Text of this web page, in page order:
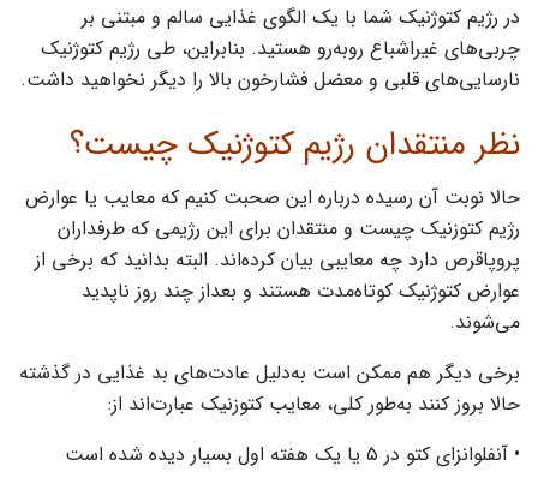
در رژیم کتوژنیک شما با یک الگوی غذایی سالم و مبتنی بر
چربی‌های غیراشباع روبه‌رو هستید. بنابراین، طی رژیم کتوژنیک
نارسایی‌های قلبی و معضل فشارخون بالا را دیگر نخواهید داشت.
نظر منتقدان رژیم کتوژنیک‌ چیست؟
حالا نوبت آن رسیده درباره این صحبت کنیم که معایب یا عوارض
رژیم کتوزنیک چیست و منتقدان برای این رژیمی که طرفداران
پروپاقرص دارد چه معایبی بيان کرده‌اند. البته بدانید که برخی از
عوارض کتوژنیک کوتاه‌مدت هستند و بعداز چند روز ناپدید
می‌شوند.
برخی دیگر هم ممکن است به‌دلیل عادت‌های بد غذایی در گذشته
حالا بروز کنند‌ به‌طور کلی، معایب کتوزنیک عبارت‌اند از:
• آنفلوانزای کتو در ۵ یا یک هفته اول بسیار دیده شده است